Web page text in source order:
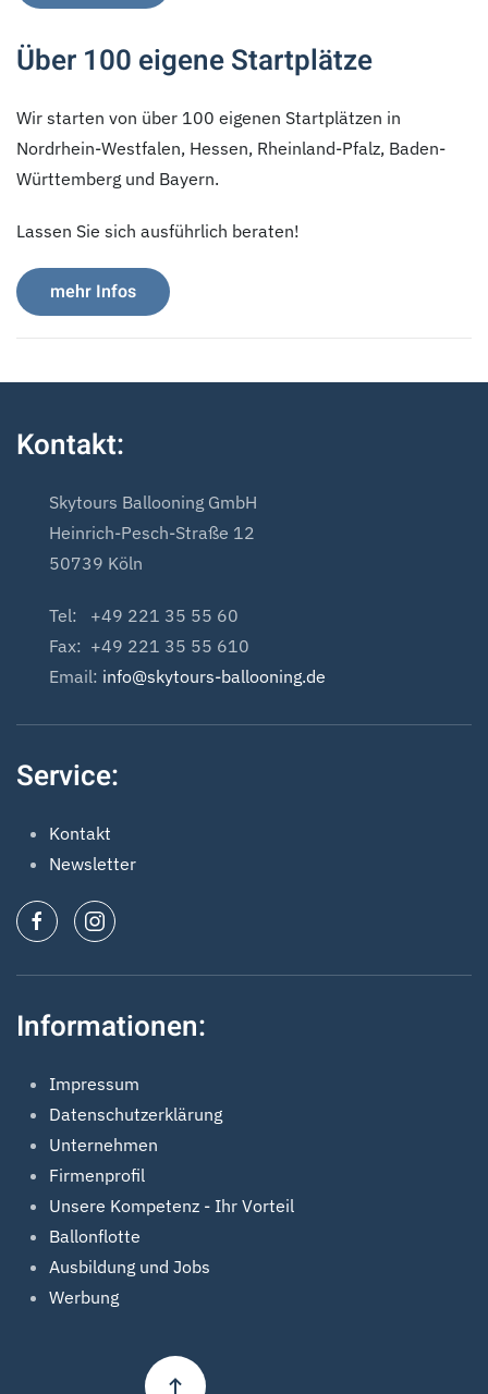
Über 100 eigene Startplätze
Wir starten von über 100 eigenen Startplätzen in
Nordrhein-Westfalen, Hessen, Rheinland-Pfalz, Baden-
Württemberg und Bayern.
Lassen Sie sich ausführlich beraten!
mehr Infos
Kontakt:
Skytours Ballooning GmbH
Heinrich-Pesch-Straße 12
50739 Köln
Tel: +49 221 35 55 60
Fax: +49 221 35 55 610
Email: info@skytours-ballooning.de
Service:
Kontakt
Newsletter
Informationen:
Impressum
Datenschutzerklärung
Unternehmen
Firmenprofil
Unsere Kompetenz - Ihr Vorteil
Ballonflotte
Ausbildung und Jobs
Werbung